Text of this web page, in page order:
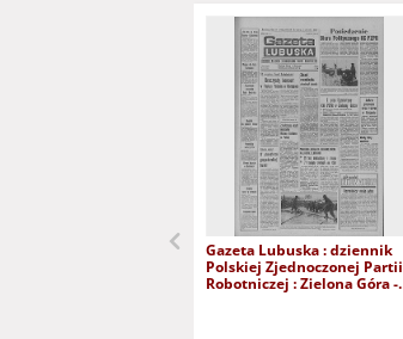
Gazeta Lubuska : dziennik
Polskiej Zjednoczonej Partii
Robotniczej : Zielona Góra -